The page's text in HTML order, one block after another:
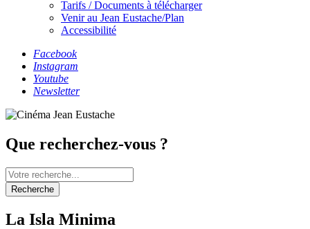
Tarifs / Documents à télécharger
Venir au Jean Eustache/Plan
Accessibilité
Facebook
Instagram
Youtube
Newsletter
Que recherchez-vous ?
Recherche
La Isla Minima